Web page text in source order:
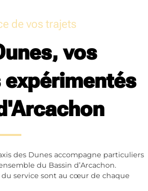
de vos trajets
vos
des Dunes accompagne particuliers
du Bassin d’Arcachon.
service sont au cœur de chaque